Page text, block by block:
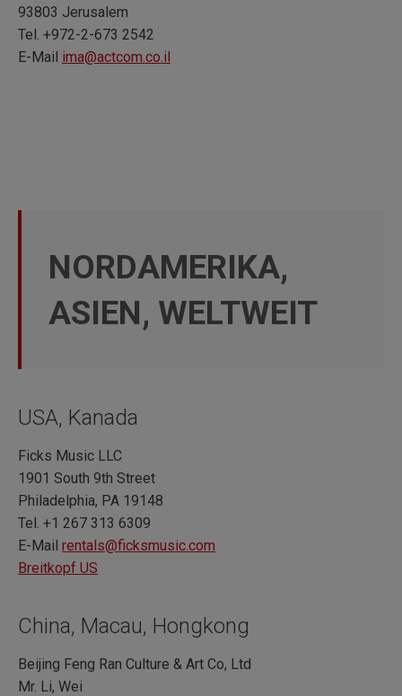
93803 Jerusalem
Tel. +972-2-673 2542
E-Mail ima@actcom.co.il
NORDAMERIKA,
ASIEN, WELTWEIT
USA, Kanada
Ficks Music LLC
1901 South 9th Street
Philadelphia, PA 19148
Tel. +1 267 313 6309
E-Mail rentals@ficksmusic.com
Breitkopf US
China, Macau, Hongkong
Beijing Feng Ran Culture & Art Co, Ltd
Mr. Li, Wei